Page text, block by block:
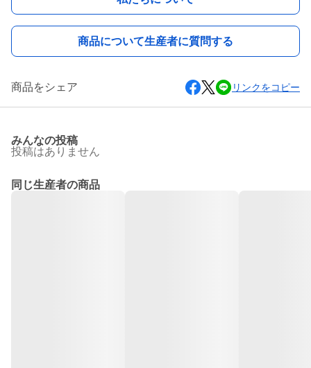
商品について生産者に質問する
商品をシェア リンクをコピー
みんなの投稿
投稿はありません
同じ生産者の商品